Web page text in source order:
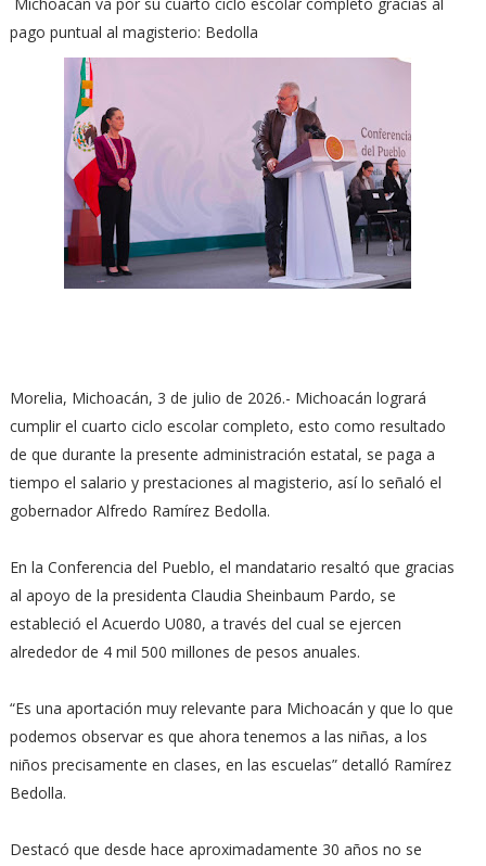
pago puntual al magisterio: Bedolla
Morelia, Michoacán, 3 de julio de 2026.- Michoacán logrará
cumplir el cuarto ciclo escolar completo, esto como resultado
de que durante la presente administración estatal, se paga a
tiempo el salario y prestaciones al magisterio, así lo señaló el
gobernador Alfredo Ramírez Bedolla.
En la Conferencia del Pueblo, el mandatario resaltó que gracias
al apoyo de la presidenta Claudia Sheinbaum Pardo, se
estableció el Acuerdo U080, a través del cual se ejercen
alrededor de 4 mil 500 millones de pesos anuales.
“Es una aportación muy relevante para Michoacán y que lo que
podemos observar es que ahora tenemos a las niñas, a los
niños precisamente en clases, en las escuelas” detalló Ramírez
Bedolla.
Destacó que desde hace aproximadamente 30 años no se